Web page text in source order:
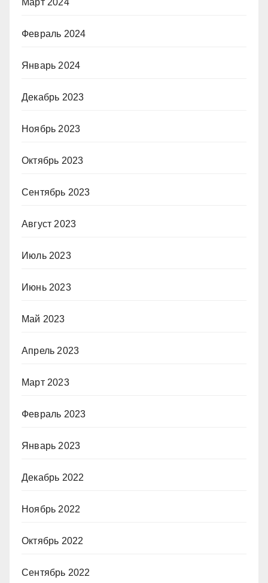
Март 2024
Февраль 2024
Январь 2024
Декабрь 2023
Ноябрь 2023
Октябрь 2023
Сентябрь 2023
Август 2023
Июль 2023
Июнь 2023
Май 2023
Апрель 2023
Март 2023
Февраль 2023
Январь 2023
Декабрь 2022
Ноябрь 2022
Октябрь 2022
Сентябрь 2022